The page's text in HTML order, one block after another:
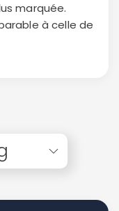
marquée.
à celle de